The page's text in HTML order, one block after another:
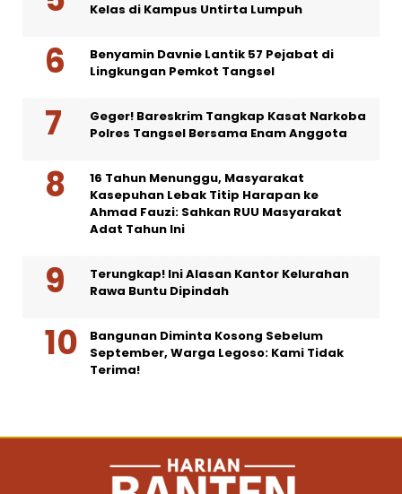
Kelas di Kampus Untirta Lumpuh
Benyamin Davnie Lantik 57 Pejabat di
Lingkungan Pemkot Tangsel
Geger! Bareskrim Tangkap Kasat Narkoba
Polres Tangsel Bersama Enam Anggota
16 Tahun Menunggu, Masyarakat
Kasepuhan Lebak Titip Harapan ke
Ahmad Fauzi: Sahkan RUU Masyarakat
Adat Tahun Ini
Terungkap! Ini Alasan Kantor Kelurahan
Rawa Buntu Dipindah
Bangunan Diminta Kosong Sebelum
September, Warga Legoso: Kami Tidak
Terima!